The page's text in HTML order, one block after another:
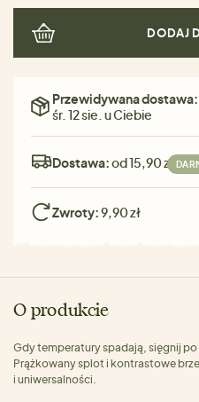
DODAJ
Przewidywana dostawa:
śr. 12 sie. u Ciebie
Dostawa:od 15,90 zł
Zwroty:9,90 zł
O produkcie
Gdy temperatury spadają, sięgnij
Prążkowany splot i kontrastowe
i uniwersalności.